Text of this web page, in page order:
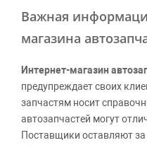
Важная
магазина
Интернет-магазин
предупреждает своих
запчастям носит
автозапчастей могут
Поставщики оставляют